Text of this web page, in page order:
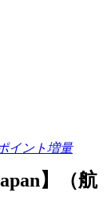
イント増量
】（航